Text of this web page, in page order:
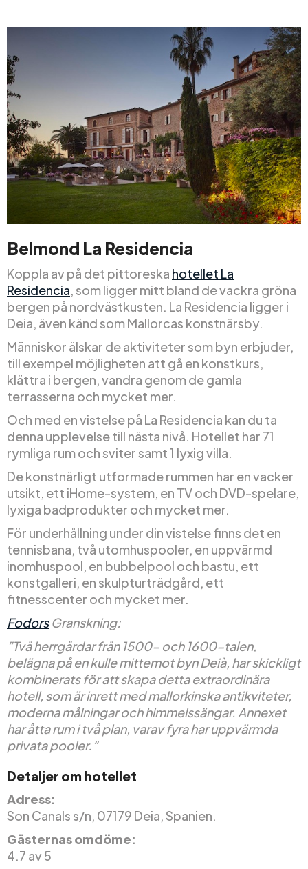
Belmond La Residencia
Koppla av på det pittoreska hotellet La
Residencia, som ligger mitt bland de vackra gröna
bergen på nordvästkusten. La Residencia ligger i
Deia, även känd som Mallorcas konstnärsby.
Människor älskar de aktiviteter som byn erbjuder,
till exempel möjligheten att gå en konstkurs,
klättra i bergen, vandra genom de gamla
terrasserna och mycket mer.
Och med en vistelse på La Residencia kan du ta
denna upplevelse till nästa nivå. Hotellet har 71
rymliga rum och sviter samt 1 lyxig villa.
De konstnärligt utformade rummen har en vacker
utsikt, ett iHome-system, en TV och DVD-spelare,
lyxiga badprodukter och mycket mer.
För underhållning under din vistelse finns det en
tennisbana, två utomhuspooler, en uppvärmd
inomhuspool, en bubbelpool och bastu, ett
konstgalleri, en skulpturträdgård, ett
fitnesscenter och mycket mer.
FodorsGranskning:
”Två herrgårdar från 1500- och 1600-talen,
belägna på en kulle mittemot byn Deià, har skickligt
kombinerats för att skapa detta extraordinära
hotell, som är inrett med mallorkinska antikviteter,
moderna målningar och himmelssängar. Annexet
har åtta rum i två plan, varav fyra har uppvärmda
privata pooler.”
Detaljer om hotellet
Adress:
Son Canals s/n, 07179 Deia, Spanien.
Gästernas omdöme:
4.7 av 5